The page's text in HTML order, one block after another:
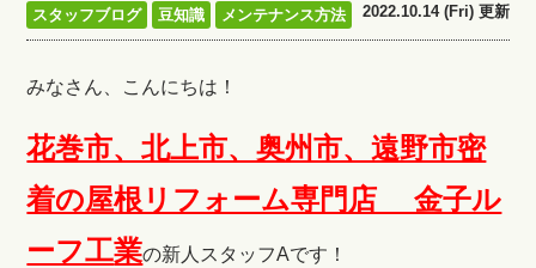
スタッフブログ 豆知識 メンテナンス方法 2022.10.14 (Fri) 更新
みなさん、こんにちは！
花巻市、北上市、奥州市、遠野市密
着の屋根リフォーム専門店 金子ル
ーフ工業の新人スタッフAです！